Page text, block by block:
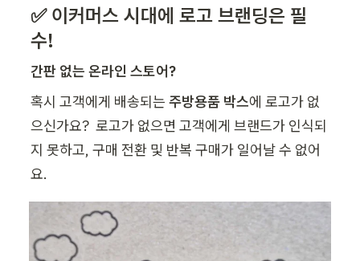
✅ 이커머스 시대에 로고 브랜딩은 필
수!
간판 없는 온라인 스토어?
혹시 고객에게 배송되는 주방용품 박스에 로고가 없
으신가요?  로고가 없으면 고객에게 브랜드가 인식되
지 못하고, 구매 전환 및 반복 구매가 일어날 수 없어
요.